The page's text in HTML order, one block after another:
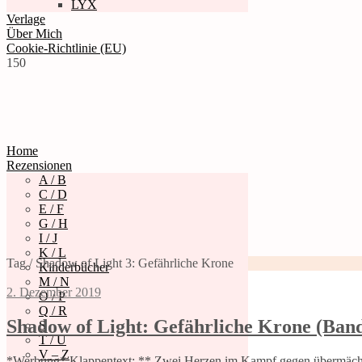
LYX
Verlage
Über Mich
Cookie-Richtlinie (EU)
150
Home
Rezensionen
A / B
C / D
E / F
G / H
I / J
K / L
Kinderbücher
M / N
O / P
Q / R
S
T / U
V – Z
Tag / Shadow of Light 3: Gefährliche Krone
2. Dezember 2019
Shadow of Light: Gefährliche Krone